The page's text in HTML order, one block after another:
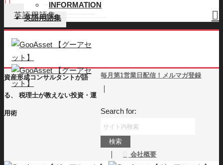
INFORMATION
英語用語集
資産形成コンサルタントが語
る、 税理士が教えない投資・運
用術
毎月第1営業日配信！メルマガ登録
｜
Search for:
｜ 会社概要
INFORMATION
英語用語集